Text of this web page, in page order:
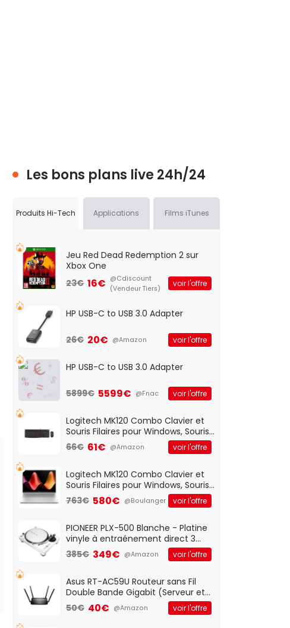
Les bons plans live 24h/24
Produits Hi-Tech Applications Films iTunes
Jeu Red Dead Redemption 2 sur
Xbox One
23€ 16€ @Cdiscount
(Vendeur Tiers)
voir l'offre
HP USB-C to USB 3.0 Adapter
26€ 20€ @Amazon voir l'offre
HP USB-C to USB 3.0 Adapter
5899€ 5599€ @Fnac voir l'offre
Logitech MK120 Combo Clavier et
Souris Filaires pour Windows, Souris
Optique Filaire, Connexion USB Plug
And Play, Confortable, Taille
QWERTY UK - Noir
66€ 61€ @Amazon voir l'offre
Logitech MK120 Combo Clavier et
Souris Filaires pour Windows, Souris
Optique Filaire, Connexion USB Plug
And Play, Confortable, Taille
QWERTY UK - Noir
763€ 580€ @Boulanger voir l'offre
PIONEER PLX-500 Blanche - Platine
vinyle à entraénement direct 3
vitesses (33-45-78 trs/min) avec
pre-ampli intégré et port USB
385€ 349€ @Amazon voir l'offre
Asus RT-AC59U Routeur sans Fil
Double Bande Gigabit (Serveur et
Client VPN, Triple Vlan, Mode Point
d'accès et Bridge, contrôle
50€ 40€ @Amazon voir l'offre